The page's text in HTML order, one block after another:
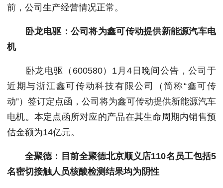
前，公司生产经营情况正常。
卧龙电驱：公司将为鑫可传动提供新能源汽车电
机
卧龙电驱（600580）1月4日晚间公告，公司于
近期与浙江鑫可传动科技有限公司（简称“鑫可传
动”）签订定点函，公司将为鑫可传动提供新能源汽车
电机。本定点函所对应的产品在其生命周期内销售预
估金额为14亿元。
全聚德：目前全聚德北京顺义店110名员工包括5
名密切接触人员核酸检测结果均为阴性